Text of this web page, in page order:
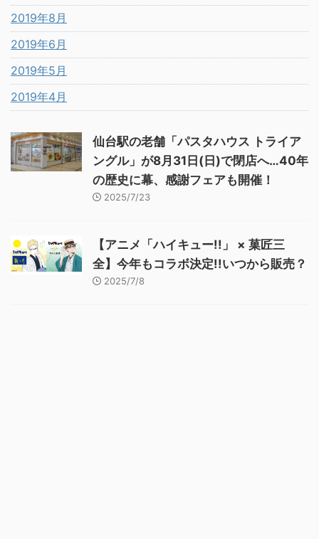
2019年8月
2019年6月
2019年5月
2019年4月
仙台駅の老舗「パスタハウス トライア
ングル」が8月31日(日)で閉店へ…40年
の歴史に幕、感謝フェアも開催！
2025/7/23
【アニメ「ハイキュー!!」 × 菓匠三
全】今年もコラボ決定!!いつから販売？
2025/7/8